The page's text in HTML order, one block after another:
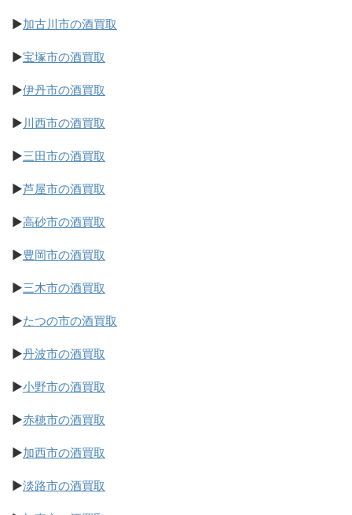
▶加古川市の酒買取
▶宝塚市の酒買取
▶伊丹市の酒買取
▶川西市の酒買取
▶三田市の酒買取
▶芦屋市の酒買取
▶高砂市の酒買取
▶豊岡市の酒買取
▶三木市の酒買取
▶たつの市の酒買取
▶丹波市の酒買取
▶小野市の酒買取
▶赤穂市の酒買取
▶加西市の酒買取
▶淡路市の酒買取